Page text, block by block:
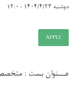
دوشنبه ۱۴۰۴/۴/۲۳ - ۱۲:۰
APPLY
عـــنوان بست :